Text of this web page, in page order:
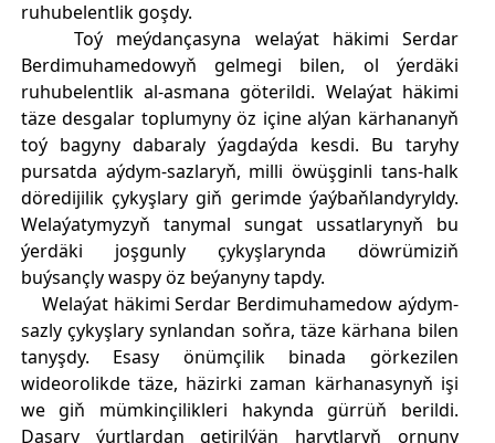
ruhubelentlik goşdy.
Toý meýdançasyna welaýat häkimi Serdar
Berdimuhamedowyň gelmegi bilen, ol ýerdäki
ruhubelentlik al-asmana göterildi. Welaýat häkimi
täze desgalar toplumyny öz içine alýan kärhananyň
toý bagyny dabaraly ýagdaýda kesdi. Bu taryhy
pursatda aýdym-sazlaryň, milli öwüşginli tans-halk
döredijilik çykyşlary giň gerimde ýaýbaňlandyryldy.
Welaýatymyzyň tanymal sungat ussatlarynyň bu
ýerdäki joşgunly çykyşlarynda döwrümiziň
buýsançly waspy öz beýanyny tapdy.
Welaýat häkimi Serdar Berdimuhamedow aýdym-
sazly çykyşlary synlandan soňra, täze kärhana bilen
tanyşdy. Esasy önümçilik binada görkezilen
wideorolikde täze, häzirki zaman kärhanasynyň işi
we giň mümkinçilikleri hakynda gürrüň berildi.
Daşary ýurtlardan getirilýän harytlaryň ornuny